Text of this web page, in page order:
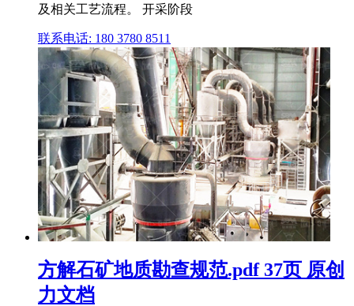
及相关工艺流程。 开采阶段
联系电话: 180 3780 8511
方解石矿地质勘查规范.pdf 37页 原创
力文档